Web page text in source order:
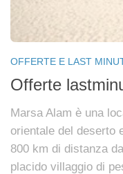
OFFERTE E LAST
Offerte
Marsa Alam è una
orientale del deserto
800 km di distanza
placido villaggio di